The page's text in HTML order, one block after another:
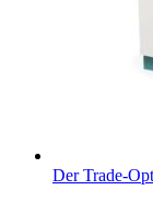
Der Trade-